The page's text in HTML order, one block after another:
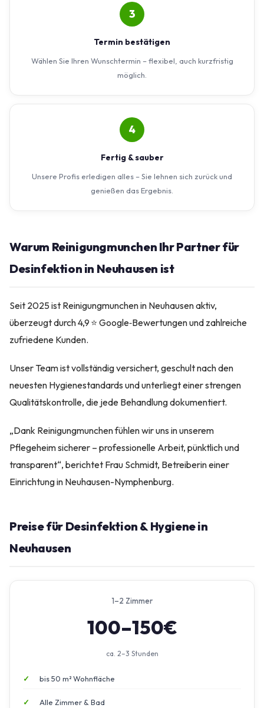
3
Termin bestätigen
Wählen Sie Ihren Wunschtermin – flexibel, auch kurzfristig
möglich.
4
Fertig & sauber
Unsere Profis erledigen alles – Sie lehnen sich zurück und
genießen das Ergebnis.
Warum Reinigungmunchen Ihr Partner für
Desinfektion in Neuhausen ist
Seit 2025 ist Reinigungmunchen in Neuhausen aktiv,
überzeugt durch 4,9 ⭐ Google‑Bewertungen und zahlreiche
zufriedene Kunden.
Unser Team ist vollständig versichert, geschult nach den
neuesten Hygienestandards und unterliegt einer strengen
Qualitätskontrolle, die jede Behandlung dokumentiert.
„Dank Reinigungmunchen fühlen wir uns in unserem
Pflegeheim sicherer – professionelle Arbeit, pünktlich und
transparent“, berichtet Frau Schmidt, Betreiberin einer
Einrichtung in Neuhausen-Nymphenburg.
Preise für Desinfektion & Hygiene in
Neuhausen
1–2 Zimmer
100–150€
ca. 2–3 Stunden
bis 50 m² Wohnfläche
Alle Zimmer & Bad